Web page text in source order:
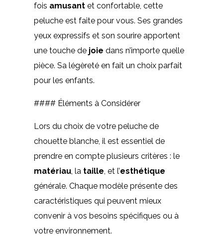
fois amusant et confortable, cette
peluche est faite pour vous. Ses grandes
yeux expressifs et son sourire apportent
une touche de joie dans n’importe quelle
pièce. Sa légèreté en fait un choix parfait
pour les enfants.
#### Éléments à Considérer
Lors du choix de votre peluche de
chouette blanche, il est essentiel de
prendre en compte plusieurs critères : le
matériau , la taille , et l’esthétique
générale. Chaque modèle présente des
caractéristiques qui peuvent mieux
convenir à vos besoins spécifiques ou à
votre environnement.